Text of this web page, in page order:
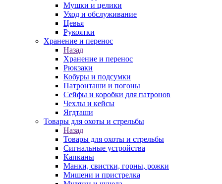
Мушки и целики
Уход и обслуживание
Цевья
Рукоятки
Хранение и перенос
Назад
Хранение и перенос
Рюкзаки
Кобуры и подсумки
Патронташи и погоны
Сейфы и коробки для патронов
Чехлы и кейсы
Ягдташи
Товары для охоты и стрельбы
Назад
Товары для охоты и стрельбы
Сигнальные устройства
Капканы
Манки, свистки, горны, рожки
Мишени и пристрелка